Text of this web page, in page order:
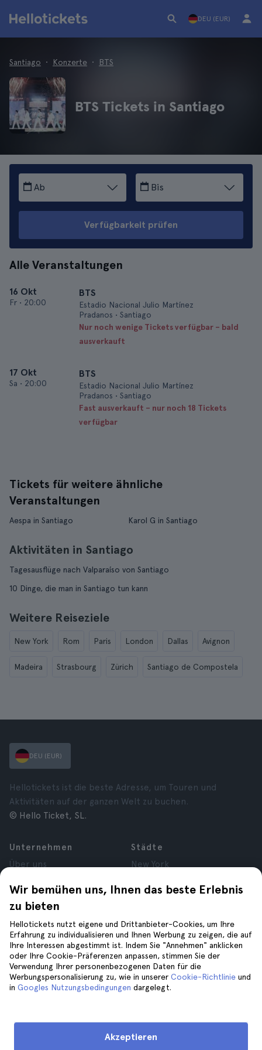
DEU (EUR)
Santiago Konzerte BTS
BTS Tickets in Santiago
Ab Bis
Verfügbarkeit prüfen
Alle Veranstaltungen
16 Okt
Fr • 20:00
BTS
Estadio Nacional Julio Martínez
Pradanos • Santiago
Nur noch wenige Tickets verfügbar – bald
ausverkauft
17 Okt
Sa • 20:00
BTS
Estadio Nacional Julio Martínez
Pradanos • Santiago
Fast ausverkauft – nur noch 18 Tickets
verfügbar
Tickets für weitere ähnliche
Veranstaltungen
Aespa in Santiago Karol G in Santiago
Aktivitäten in Santiago
Tagesausflüge nach Valparaíso von Santiago
10 Dinge, die man in Santiago tun kann
Weitere Reiseziele
New York Rom Paris London Dallas Avignon
Madeira Strasbourg Zürich Santiago de Compostela
Wir bemühen uns, Ihnen das beste Erlebnis
zu bieten
Hellotickets nutzt eigene und Drittanbieter-Cookies, um Ihre
Erfahrung zu individualisieren und Ihnen Werbung zu zeigen, die auf
Ihre Interessen abgestimmt ist. Indem Sie "Annehmen" anklicken
oder Ihre Cookie-Präferenzen anpassen, stimmen Sie der
Verwendung Ihrer personenbezogenen Daten für die
Werbungspersonalisierung zu, wie in unserer Cookie-Richtlinie und
in Googles Nutzungsbedingungen dargelegt.
Akzeptieren
DEU (EUR)
Hellotickets ist die beste Adresse, um Touren und
Aktivitäten auf der ganzen Welt zu buchen.
© Hello Ticket, SL.
Unternehmen
Über uns
Partner
Bewertungen
Datenschutz
Allgemeine
Geschäftsbedingungen
Cookies
Impressum
Städte
New York
Paris
Granada
Krakau
Teneriffa
Hilfe